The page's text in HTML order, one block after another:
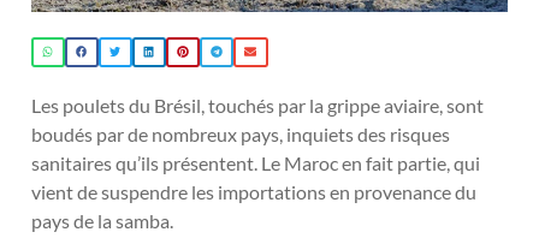
Les poulets du Brésil, touchés par la grippe aviaire, sont
boudés par de nombreux pays, inquiets des risques
sanitaires qu’ils présentent. Le Maroc en fait partie, qui
vient de suspendre les importations en provenance du
pays de la samba.